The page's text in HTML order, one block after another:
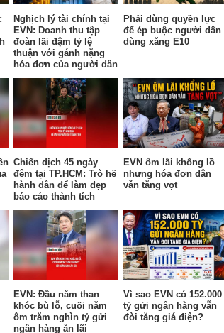
Nghịch lý tài chính tại
EVN: Doanh thu tập
đoàn lãi đậm tỷ lệ
thuận với gánh nặng
hóa đơn của người dân
Phải dùng quyền lực
để ép buộc người dân
dùng xăng E10
Chiến dịch 45 ngày
đêm tại TP.HCM: Trò hề
hành dân để làm đẹp
báo cáo thành tích
EVN ôm lãi khổng lồ
nhưng hóa đơn dân
vẫn tăng vọt
EVN: Đầu năm than
khóc bù lỗ, cuối năm
ôm trăm nghìn tỷ gửi
ngân hàng ăn lãi
Vì sao EVN có 152.000
tỷ gửi ngân hàng vẫn
đòi tăng giá điện?